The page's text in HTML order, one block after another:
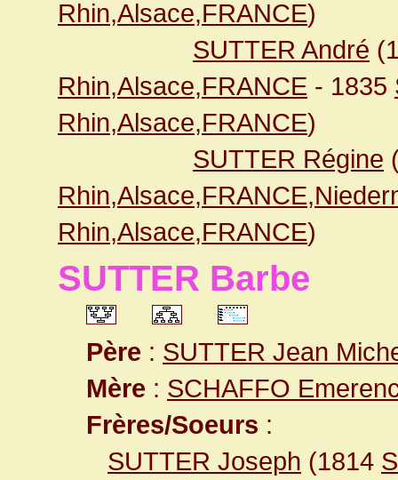
Rhin,Alsace,FRANCE)
SUTTER André
Rhin,Alsace,FRANCE - 1835
Rhin,Alsace,FRANCE)
SUTTER Régine
Rhin,Alsace,FRANCE)
SUTTER Barbe
Père : SUTTER Jean
Mère : SCHAFFO
Frères/Soeurs :
SUTTER Joseph (1814